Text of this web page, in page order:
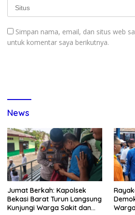
Simpan nama, email, dan situs web
untuk komentar saya berikutnya.
News
Jumat Berkah: Kapolsek
Bekasi Barat Turun Langsung
Kunjungi Warga Sakit dan